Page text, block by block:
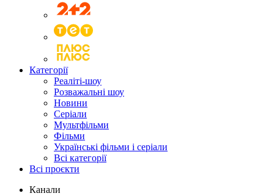
Категорії
Реаліті-шоу
Розважальні шоу
Новини
Серіали
Мультфільми
Фільми
Українські фільми і серіали
Всі категорії
Всі проєкти
Канали